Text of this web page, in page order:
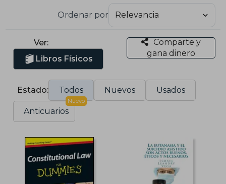
Ordenar por
Ver:
Libros Físicos
Comparte y
gana dinero
Estado: Todos Nuevos Usados
Anticuarios
Nuevo